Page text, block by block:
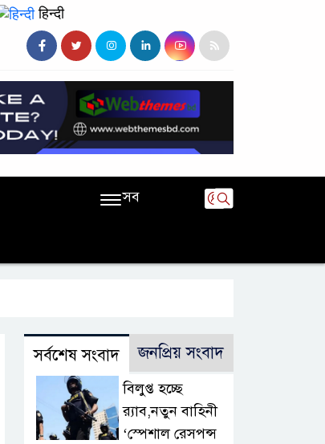
हिन्दी
সব
সর্বশেষ সংবাদ জনপ্রিয় সংবাদ
বিলুপ্ত হচ্ছে
র‍্যাব,নতুন বাহিনী
‘স্পেশাল রেসপন্স